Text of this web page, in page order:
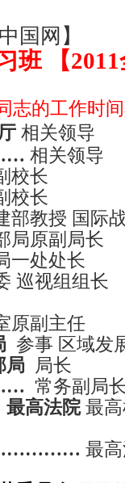
国网】
班 【
志的工作时
相关领导
相关领导
校长
校长
部教授 国际
局原副局长
一处处长
巡视组组长
原副主任
参事 区域发
局 局长
常务副局
最高法院最
最